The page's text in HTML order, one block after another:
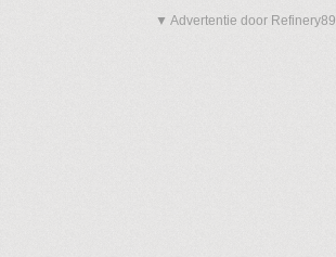
▼ Advertentie door Refinery89